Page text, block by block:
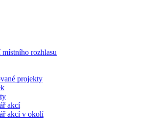
místního rozhlasu
projekty
akcí
akcí v okolí